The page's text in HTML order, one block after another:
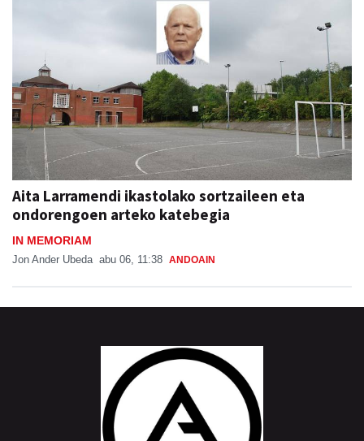
Aita Larramendi ikastolako sortzaileen eta
ondorengoen arteko katebegia
IN MEMORIAM
Jon Ander Ubeda ANDOAIN